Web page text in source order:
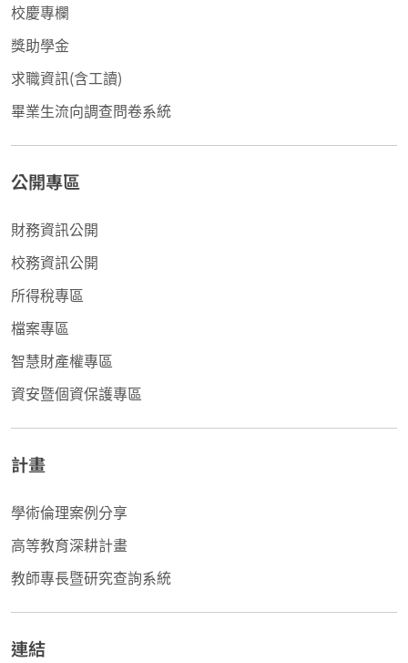
校慶專欄
獎助學金
求職資訊(含工讀)
畢業生流向調查問卷系統
公開專區
財務資訊公開
校務資訊公開
所得稅專區
檔案專區
智慧財產權專區
資安暨個資保護專區
計畫
學術倫理案例分享
高等教育深耕計畫
教師專長暨研究查詢系統
連結